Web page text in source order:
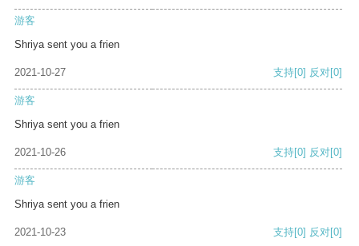
游客
Shriya sent you a frien
2021-10-27 支持[0] 反对[0]
游客
Shriya sent you a frien
2021-10-26 支持[0] 反对[0]
游客
Shriya sent you a frien
2021-10-23 支持[0] 反对[0]